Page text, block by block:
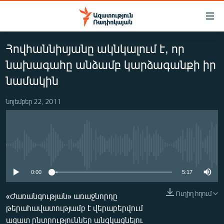
Մատչելիության
հիմնական
բովանդակությանը
Անցնել
հիմնական
մենյուին
Որոնում
ԱԶԱՏՈՒԹՅՈՒՆ TV
ՀԱՅԱՍՏԱՆ
ՔԱՂԱՔԱԿԱՆ
ԸՆՏՐՈՒԹՅՈՒՆՆԵՐ 2026
ՂԱՐԱԲԱՂ
ՊԱՏԵՐԱԶՄԻ 6 ՇԱԲԱԹՆԵՐԸ
ՏԱՐԱԾԱՇՐՋԱՆ
Հովհաննիսյանը ակնկալում է, որ
նախագահը անձամբ կարձագանքի իր
նամակին
նոյեմբեր 22, 2011
0:00 5:17
Ուղիղ հղում
«Ժառանգության» առաջնորդը
թերահավատությամբ է վերաբերվում
ազատ ընտրություններ անցկացնելու